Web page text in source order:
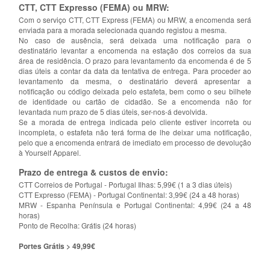
CTT, CTT Expresso (FEMA) ou MRW:
Com o serviço CTT, CTT Express (FEMA) ou MRW, a encomenda será
enviada para a morada selecionada quando registou a mesma.
No caso de ausência, será deixada uma notificação para o
destinatário levantar a encomenda na estação dos correios da sua
área de residência. O prazo para levantamento da encomenda é de 5
dias úteis a contar da data da tentativa de entrega. Para proceder ao
levantamento da mesma, o destinatário deverá apresentar a
notificação ou código deixada pelo estafeta, bem como o seu bilhete
de identidade ou cartão de cidadão. Se a encomenda não for
levantada num prazo de 5 dias úteis, ser-nos-á devolvida.
Se a morada de entrega indicada pelo cliente estiver incorreta ou
incompleta, o estafeta não terá forma de lhe deixar uma notificação,
pelo que a encomenda entrará de imediato em processo de devolução
à Yourself Apparel.
Prazo de entrega & custos de envio:
CTT Correios de Portugal - Portugal Ilhas: 5,99€ (1 a 3 dias úteis)
CTT Expresso (FEMA) - Portugal Continental: 3,99€ (24 a 48 horas)
MRW - Espanha Península e Portugal Continental: 4,99€ (24 a 48
horas)
Ponto de Recolha: Grátis (24 horas)
Portes Grátis > 49,99€